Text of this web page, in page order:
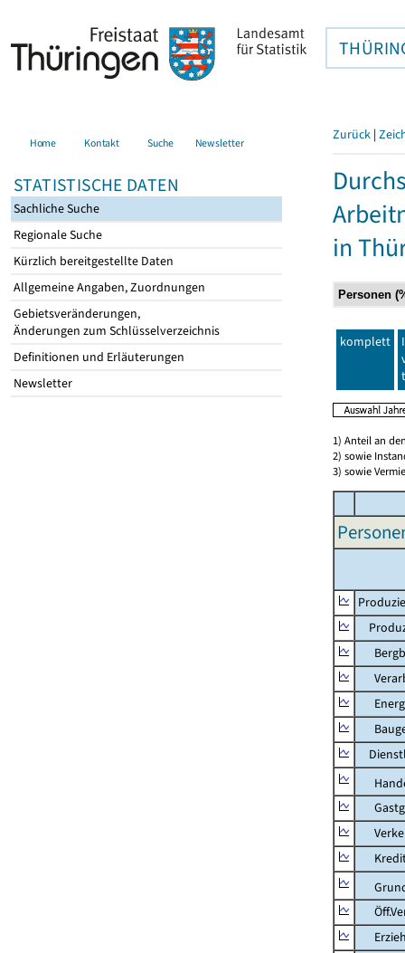
Home Kontakt Suche Newsletter
STATISTISCHE DATEN
Sachliche Suche
Regionale Suche
Kürzlich bereitgestellte Daten
Allgemeine Angaben, Zuordnungen
Gebietsveränderungen,
Änderungen zum Schlüsselverzeichnis
Definitionen und Erläuterungen
Newsletter
Zurück |
in
komplett
1) Anteil an
2) sowie
3) sowie